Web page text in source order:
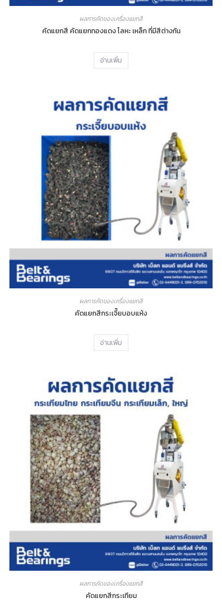
ผลการคัดของเครื่องแยกสี
คัดแยกสี คัดแยกทองแดง โลหะ เหล็ก ที่มีสีต่างกัน
อ่านเพิ่ม
ผลการคัดของเครื่องแยกสี
คัดแยกสีกระเจี๊ยบอบแห้ง
อ่านเพิ่ม
ผลการคัดของเครื่องแยกสี
คัดแยกสีกระเทียม